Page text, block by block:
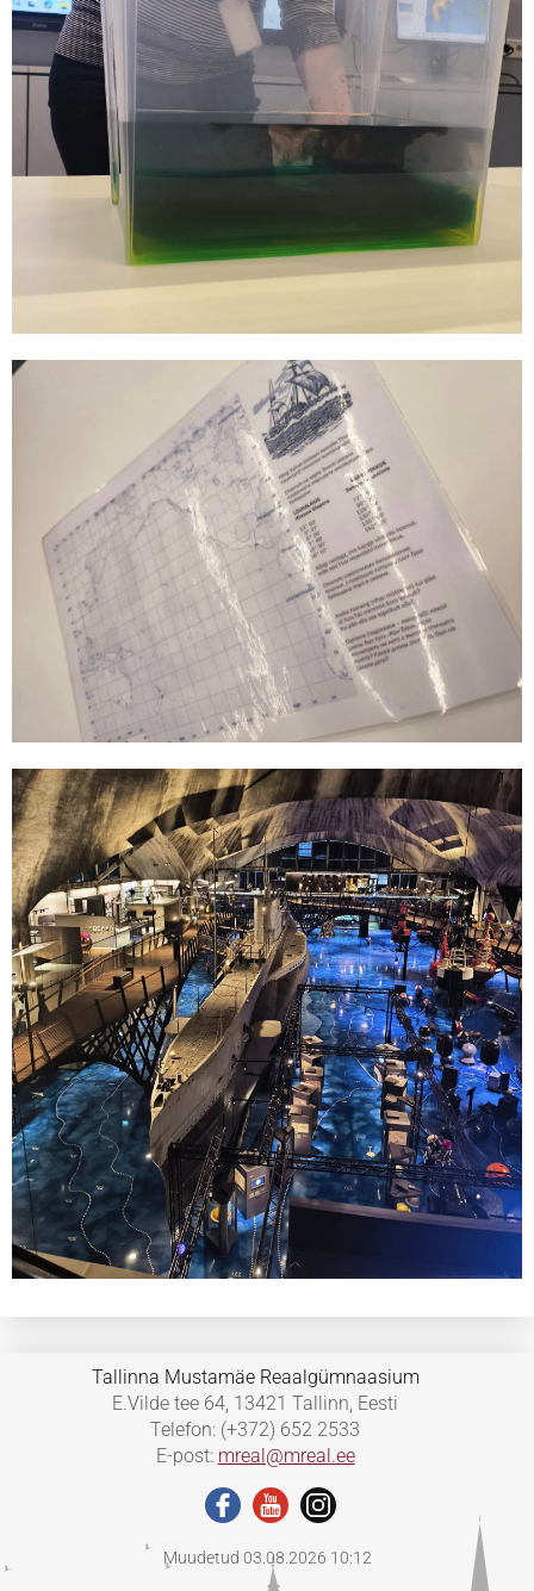
Tallinna Mustamäe Reaalgümnaasium
E.Vilde tee 64, 13421 Tallinn, Eesti
Telefon: (+372) 652 2533
E-post: mreal@mreal.ee
Muudetud 03.08.2026 10:12